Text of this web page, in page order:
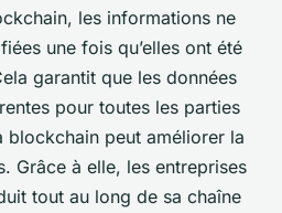
les informations ne
une fois qu’elles ont été
garantit que les données
pour toutes les parties
blockchain peut améliorer la
Grâce à elle, les entreprises
tout au long de sa chaîne